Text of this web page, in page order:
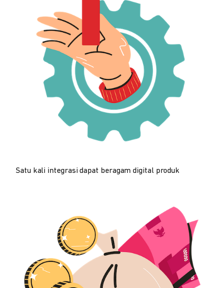
Satu kali integrasi dapat beragam digital produk